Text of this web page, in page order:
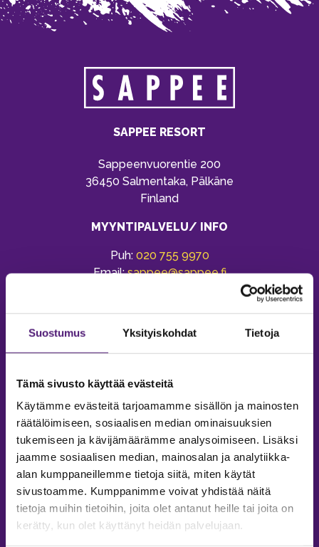
Suostumus Yksityiskohdat Tietoja
Tämä sivusto käyttää evästeitä
Käytämme evästeitä tarjoamamme sisällön ja mainosten
räätälöimiseen, sosiaalisen median ominaisuuksien
tukemiseen ja kävijämäärämme analysoimiseen. Lisäksi
jaamme sosiaalisen median, mainosalan ja analytiikka-
alan kumppaneillemme tietoja siitä, miten käytät
sivustoamme. Kumppanimme voivat yhdistää näitä
tietoja muihin tietoihin, joita olet antanut heille tai joita on
kerätty, kun olet käyttänyt heidän palvelujaan.
SAPPEE RESORT
Sappeenvuorentie 200
36450 Salmentaka, Pälkäne
Finland
MYYNTIPALVELU/ INFO
Puh: 020 755 9970
Email:sappee@sappee.fi
MAJOITUS